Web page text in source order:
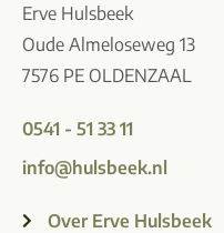
Erve Hulsbeek
Oude Almeloseweg 13
7576 PE OLDENZAAL
0541 - 51 33 11
info@hulsbeek.nl
Over Erve Hulsbeek